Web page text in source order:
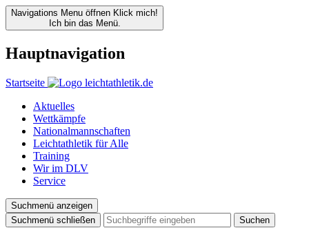
Navigations Menu öffnen Klick mich!
Ich bin das Menü.
Hauptnavigation
Startseite
Aktuelles
Wettkämpfe
Nationalmannschaften
Leichtathletik für Alle
Training
Wir im DLV
Service
Suchmenü anzeigen
Suchmenü schließen
Suchen